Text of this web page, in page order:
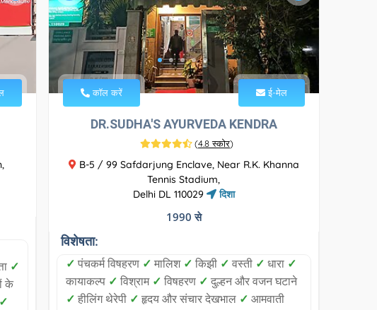
✓
के
✓
कॉल करें ई-मेल
DR.SUDHA'S AYURVEDA KENDRA
(4.8 स्कोर)
B-5 / 99 Safdarjung Enclave, Near R.K. Khanna
Tennis Stadium,
Delhi DL 110029
दिशा
1990 से
विशेषता:
✓ पंचकर्म विषहरण ✓ मालिश ✓ किझी ✓ वस्ती ✓ धारा ✓
कायाकल्प ✓ विश्राम ✓ विषहरण ✓ दुल्हन और वजन घटाने
✓ हीलिंग थेरेपी ✓ हृदय और संचार देखभाल ✓ आमवाती